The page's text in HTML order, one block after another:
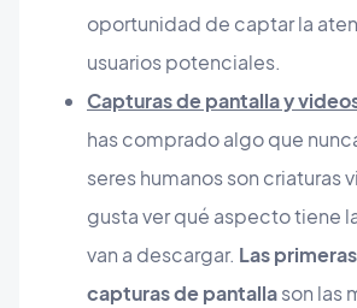
oportunidad de captar la
usuarios potenciales.
Capturas de pantalla y
has comprado algo que
seres humanos son criaturas
gusta ver qué aspecto tiene
van a descargar. Las
capturas de pantallason las